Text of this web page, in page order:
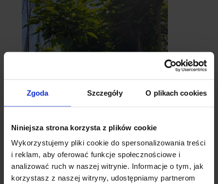
Zgoda Szczegóły O plikach cookies
Niniejsza strona korzysta z plików cookie
Wykorzystujemy pliki cookie do spersonalizowania treści
i reklam, aby oferować funkcje społecznościowe i
analizować ruch w naszej witrynie. Informacje o tym, jak
korzystasz z naszej witryny, udostępniamy partnerom